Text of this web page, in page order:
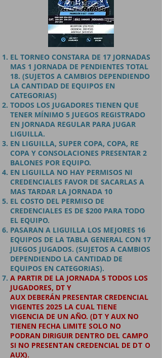
EL TORNEO CONSTARA DE 17 JORNADAS
MAS 1 JORNADA DE PENDIENTES TOTAL
18. (SUJETOS A CAMBIOS DEPENDIENDO
LA CANTIDAD DE EQUIPOS EN
CATEGORIAS)
TODOS LOS JUGADORES TIENEN QUE
TENER MÍNIMO 5 JUEGOS REGISTRADO
EN JORNADA REGULAR PARA JUGAR
LIGUILLA.
EN LIGUILLA, SUPER COPA, COPA, RE
COPA Y CONSOLACIONES PRESENTAR 2
BALONES POR EQUIPO.
EN LIGUILLA NO HAY PERMISOS NI
CREDENCIALES FAVOR DE SACARLAS A
MAS TARDAR LA JORNADA 10
EL COSTO DEL PERMISO DE
CREDENCIALES ES DE $200 PARA TODO
EL EQUIPO.
PASARAN A LIGUILLA LOS MEJORES 16
EQUIPOS DE LA TABLA GENERAL CON 17
JUEGOS JUGADOS. (SUJETOS A CAMBIOS
DEPENDIENDO LA CANTIDAD DE
EQUIPOS EN CATEGORIAS).
A PARTIR DE LA JORNADA 5 TODOS LOS
JUGADORES, DT Y
AUX DEBERÁN PRESENTAR CREDENCIAL
VIGENTES 2025 LA CUAL TIENE
VIGENCIA DE UN AÑO. (DT Y AUX NO
TIENEN FECHA LIMITE SOLO NO
PODRAN DIRIGUIR DENTRO DEL CAMPO
SI NO PRESENTAN CREDENCIAL DE DT O
AUX).